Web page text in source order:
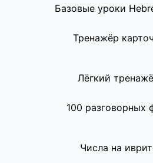
Базовые уроки
Тренажёр
Лёгкий
100 разговорных
Числа на